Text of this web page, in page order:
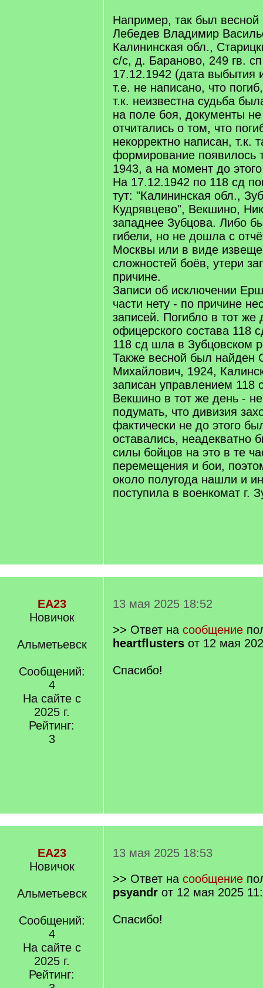
Например, так был весной
Лебедев Владимир
Калининская обл.,
с/с, д. Бараново, 249 гв.
17.12.1942 (дата выбытия
т.е. не написано, что
т.к. неизвестна судьба
на поле боя, документы
отчитались о том, что
некорректно написан, т.к.
формирование появилось
1943, а на момент до
На 17.12.1942 по 118 сд
тут: "Калининская обл.,
Кудрявцево", Векшино,
западнее Зубцова. Либо
гибели, но не дошла с
Москвы или в виде
сложностей боёв, утери
причине.
Записи об исключении
части нету - по причине
записей. Погибло в тот же
офицерского состава 118
118 сд шла в Зубцовском
Также весной был найден
Михайлович, 1924,
записан управлением 118
Векшино в тот же день -
подумать, что дивизия
фактически не до этого
оставались, неадекватно
силы бойцов на это в те
перемещения и бои,
около полугода нашли и
поступила в военкомат г.
EA23
Новичок
Альметьевск
Сообщений:
4
На сайте с
2025 г.
Рейтинг:
3
13 мая 2025 18:52
>> Ответ на сообщение
heartflusters от 12 мая
Спасибо!
EA23
Новичок
Альметьевск
Сообщений:
4
На сайте с
2025 г.
Рейтинг:
13 мая 2025 18:53
>> Ответ на сообщение
psyandr от 12 мая 2025
Спасибо!